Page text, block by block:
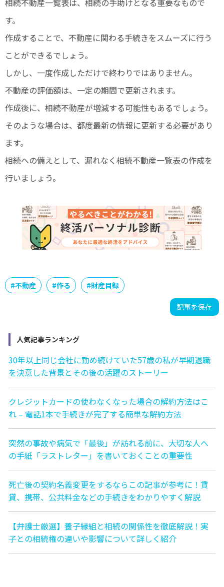
相続不動産一覧表は、相続の手助けとなる重要なもので
す。
作成することで、不動産に関わる手続きをスムーズに行う
ことができるでしょう。
しかし、一度作成しただけで終わりではありません。
不動産の評価額は、一定の期間で更新されます。
作成後に、相続不動産が増減する可能性もあるでしょう。
そのような場合は、都度最新の情報に更新する必要があり
ます。
相続への備えとして、漏れなく相続不動産一覧表の作成を
行いましょう。
#不動産 #作る #財産目録
記事を保存
人気記事ランキング
30年以上同じ会社に勤め続けていた57歳の私が早期退職
を決意した背景とその後の活躍のストーリー
クレジットカードの使わなくなった場合の解約方法はこ
れ – 電話1本で手続きが完了する簡単な解約方法
突然の事故や病気で「最後」が訪れる前に、大切な人へ
の手紙「ラストレター」を書いておくことの重要性
死亡後の契約名義変更をするならこの記事が参考に！賃
貸、携帯、公共料金などの手続きをわかりやすく解説
【弁護士厳選】養子縁組と相続の関係性を徹底解説！実
子との相続権の違いや影響について詳しく紹介